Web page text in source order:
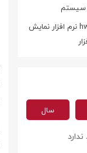
سیستم
دانلود hwinfo 8.42.5930 نرم افزار نمایش
سال